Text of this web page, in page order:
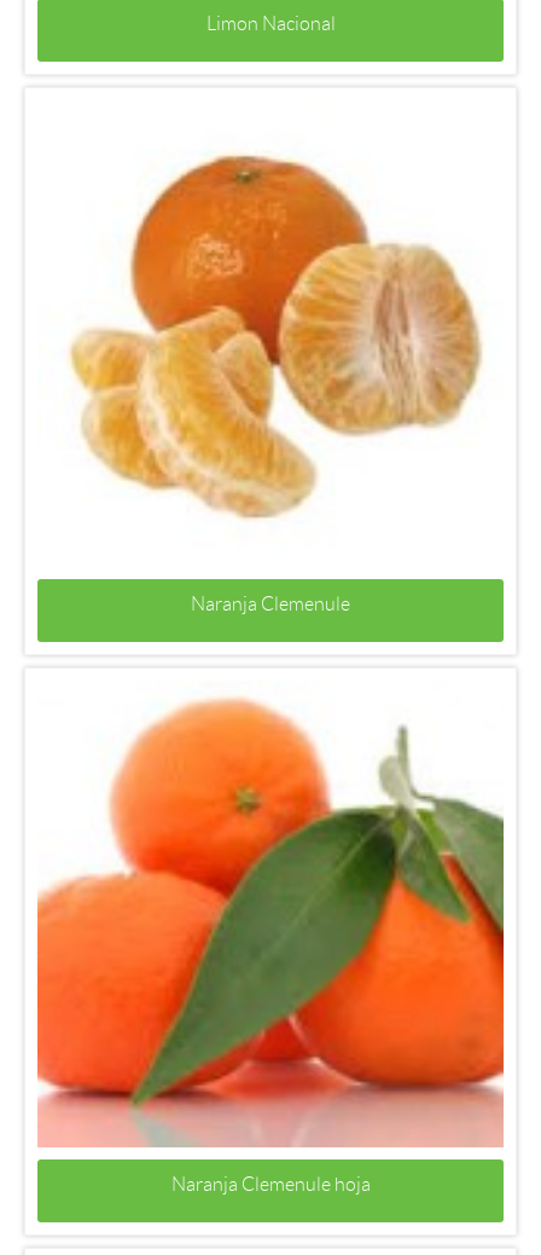
Limon Nacional
Naranja Clemenule
Naranja Clemenule hoja